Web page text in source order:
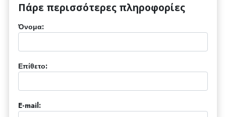
Πάρε περισσότερες πληροφορίες
Όνομα:
Επίθετο:
E-mail: